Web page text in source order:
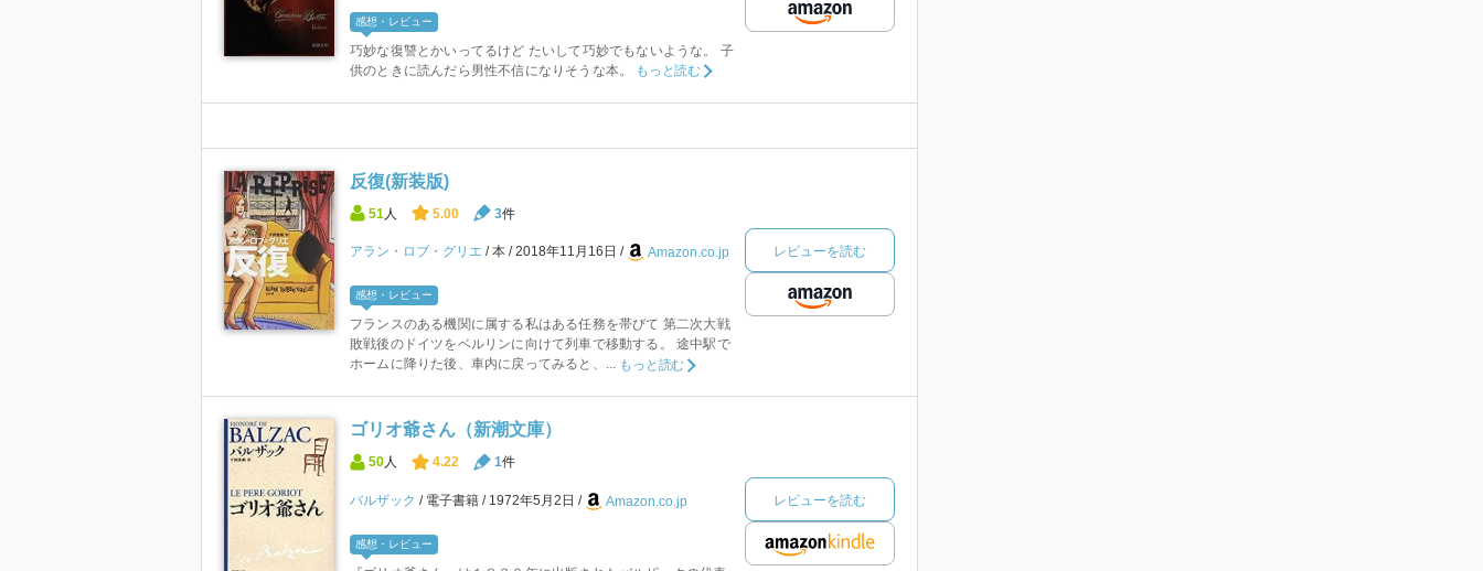
感想・レビュー
巧妙な復讐とかいってるけど たいして巧妙でもないような。 子
供のときに読んだら男性不信になりそうな本。
もっと読む
反復(新装版)
51 人 5.00 3件
アラン・ロブ・グリエ 本 2018年11月16日 Amazon.co.jp
感想・レビュー
フランスのある機関に属する私はある任務を帯びて 第二次大戦
敗戦後のドイツをベルリンに向けて列車で移動する。 途中駅で
ホームに降りた後、車内に戻ってみると、... もっと読む
レビューを読む
ゴリオ爺さん（新潮文庫）
50人 4.22 1件
バルザック 電子書籍 1972年5月2日 Amazon.co.jp
感想・レビュー
レビューを読む